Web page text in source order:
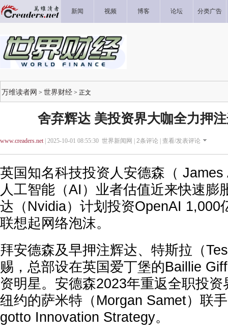
新闻 视频 博客 论坛 分类广告
万维读者网 > 世界财经 > 正文
舍弃辉达 美投资界大咖全力押
www.creaders.net| 2025-10-01 08:55:30 世界新闻网 | 2条评论 | 查看/发表评论
英国知名科技投资人安德森（
人工智能（AI）业者估值近来快速膨
达（Nvidia）计划投资OpenAI 1,000
联想起网络泡沫。
拜安德森及早押注辉达、特斯拉（
赐，总部设在英国爱丁堡的Baillie
资明星。安德森2023年重返全职投
纽约的萨米特（Morgan Samet）联
gotto Innovation Strategy。